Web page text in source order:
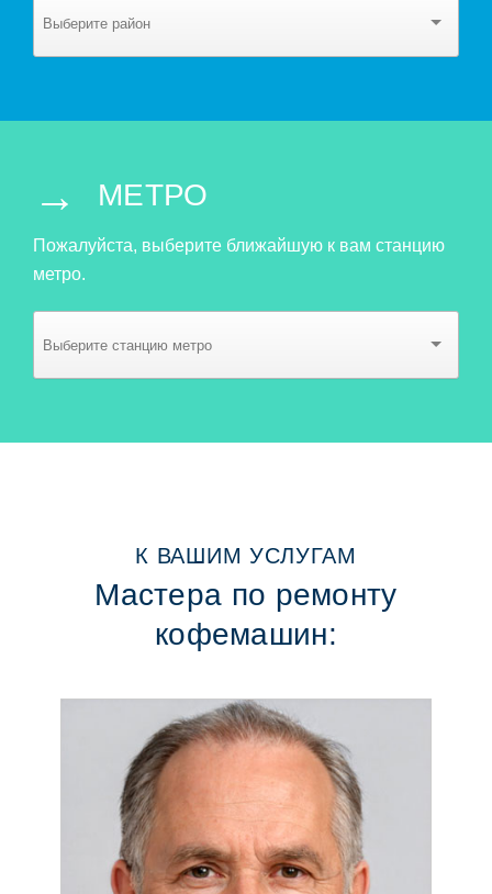
→ МЕТРО
Пожалуйста, выберите ближайшую к вам станцию
метро.
К ВАШИМ УСЛУГАМ
Мастера по ремонту
кофемашин: